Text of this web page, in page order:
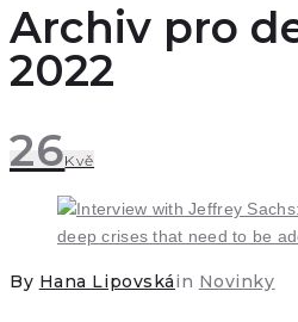
Archiv pro
2022
26Kvě
By Hana Lipovskáin Novinky